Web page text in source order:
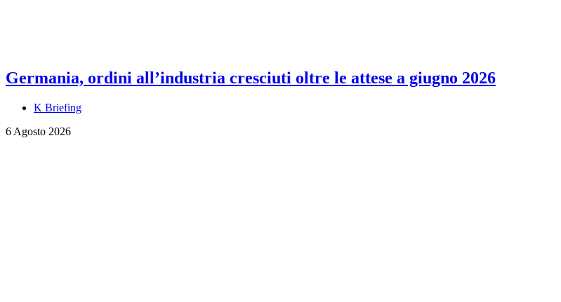
Germania, ordini all’industria cresciuti oltre le attese a giugno 2026
K Briefing
6 Agosto 2026